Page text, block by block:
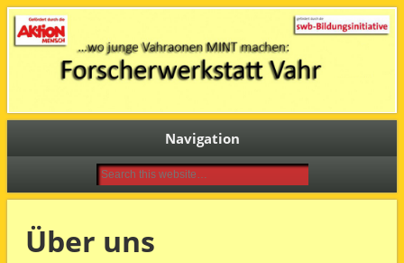
Forscherwerkstatt Vahr
…wo junge Vahraonen MINT machen!
Navigation
Über uns